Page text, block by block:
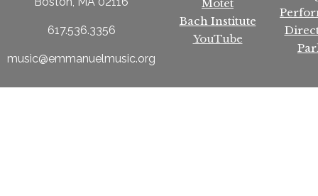
617.536.3356
music@emmanuelmusic.org
Motet
Bach Institute
YouTube